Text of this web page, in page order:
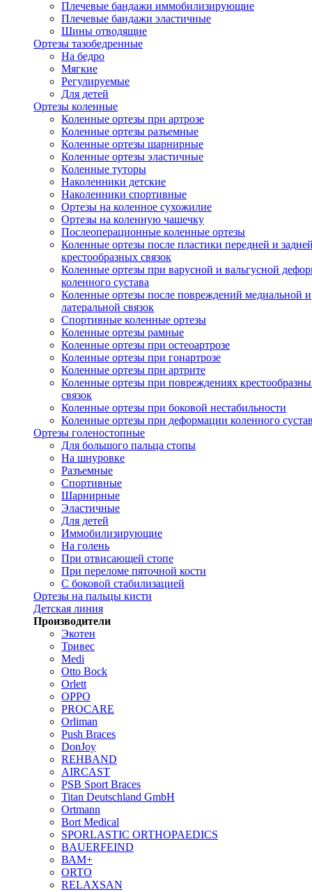
Плечевые бандажи иммобилизирующие
Плечевые бандажи эластичные
Шины отводящие
Ортезы тазобедренные
На бедро
Мягкие
Регулируемые
Для детей
Ортезы коленные
Коленные ортезы при артрозе
Коленные ортезы разъемные
Коленные ортезы шарнирные
Коленные ортезы эластичные
Коленные туторы
Наколенники детские
Наколенники спортивные
Ортезы на коленное сухожилие
Ортезы на коленную чашечку
Послеоперационные коленные ортезы
Коленные ортезы после пластики передней и
крестообразных связок
Коленные ортезы при варусной и вальгусной
коленного сустава
Коленные ортезы после повреждений медиальной и
латеральной связок
Спортивные коленные ортезы
Коленные ортезы рамные
Коленные ортезы при остеоартрозе
Коленные ортезы при гонартрозе
Коленные ортезы при артрите
Коленные ортезы при повреждениях
связок
Коленные ортезы при боковой нестабильности
Коленные ортезы при деформации коленного
Ортезы голеностопные
Для большого пальца стопы
На шнуровке
Разъемные
Спортивные
Шарнирные
Эластичные
Для детей
Иммобилизирующие
На голень
При отвисающей стопе
При переломе пяточной кости
С боковой стабилизацией
Ортезы на пальцы кисти
Детская линия
Производители
Экотен
Тривес
Medi
Otto Bock
Orlett
OPPO
PROCARE
Orliman
Push Braces
DonJoy
REHBAND
AIRCAST
PSB Sport Braces
Titan Deutschland GmbH
Ortmann
Bort Medical
SPORLASTIC ORTHOPAEDICS
BAUERFEIND
ВАМ+
ORTO
RELAXSAN